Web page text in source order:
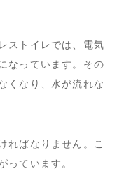
ストイレでは、電気
なっています。その
くなり、水が流れな
ればなりません。こ
っています。